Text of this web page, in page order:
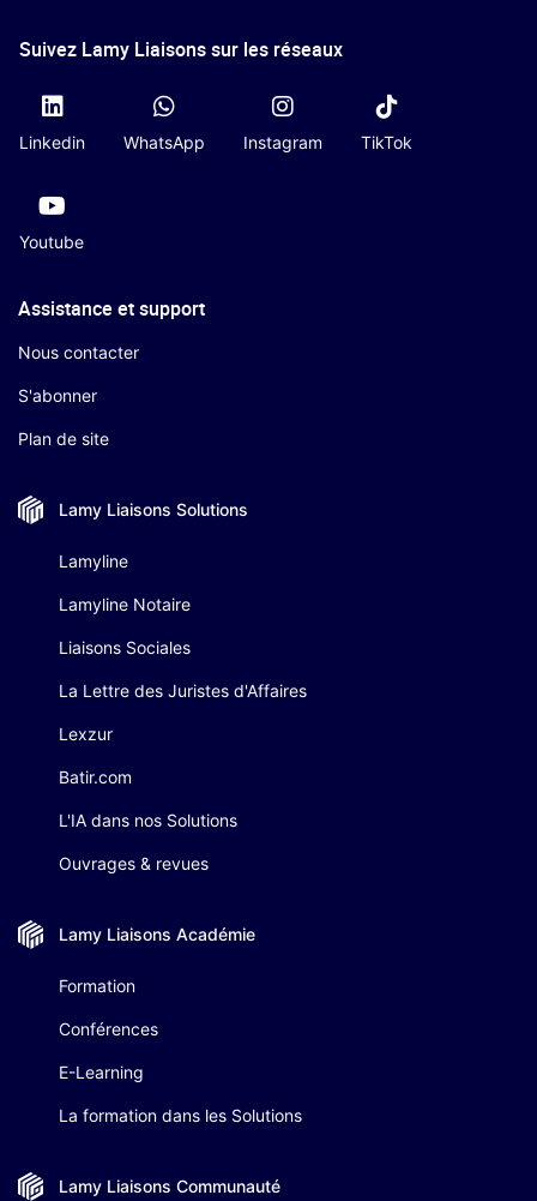
Suivez Lamy Liaisons sur les réseaux
Linkedin WhatsApp Instagram TikTok
Youtube
Assistance et support
Nous contacter
S'abonner
Plan de site
Lamy Liaisons Solutions
Lamyline
Lamyline Notaire
Liaisons Sociales
La Lettre des Juristes d'Affaires
Lexzur
Batir.com
L'IA dans nos Solutions
Ouvrages & revues
Lamy Liaisons Académie
Formation
Conférences
E-Learning
La formation dans les Solutions
Lamy Liaisons Communauté